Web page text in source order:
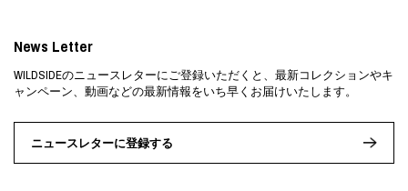
News Letter
WILDSIDEのニュースレターにご登録いただくと、最新コレクションやキ
ャンペーン、動画などの最新情報をいち早くお届けいたします。
ニュースレターに登録する